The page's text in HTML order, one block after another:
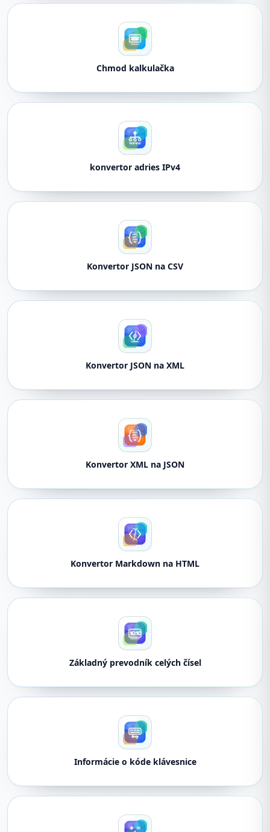
Chmod kalkulačka
konvertor adries IPv4
Konvertor JSON na CSV
Konvertor JSON na XML
Konvertor XML na JSON
Konvertor Markdown na HTML
Základný prevodník celých čísel
Informácie o kóde klávesnice